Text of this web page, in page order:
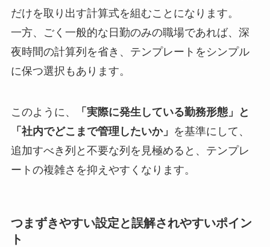
だけを取り出す計算式を組むことになります。
一方、ごく一般的な日勤のみの職場であれば、深
夜時間の計算列を省き、テンプレートをシンプル
に保つ選択もあります。
このように、
「実際に発生している勤務形態」と
「社内でどこまで管理したいか」 を基準にして、
追加すべき列と不要な列を見極めると、テンプレ
ートの複雑さを抑えやすくなります。
つまずきやすい設定と誤解されやすいポイン
ト